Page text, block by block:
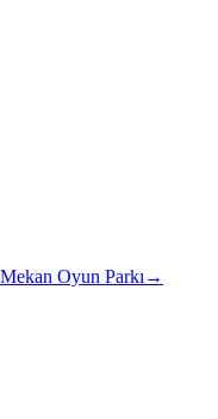
Oyun Parkı→